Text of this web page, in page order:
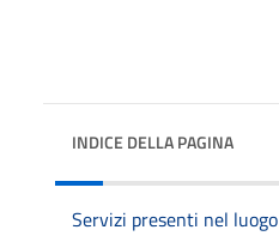
INDICE DELLA PAGINA
Servizi presenti nel luogo